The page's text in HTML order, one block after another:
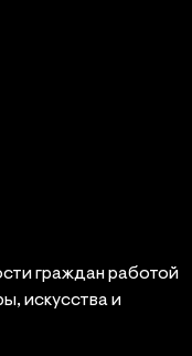
нами
граждан работой
искусства и